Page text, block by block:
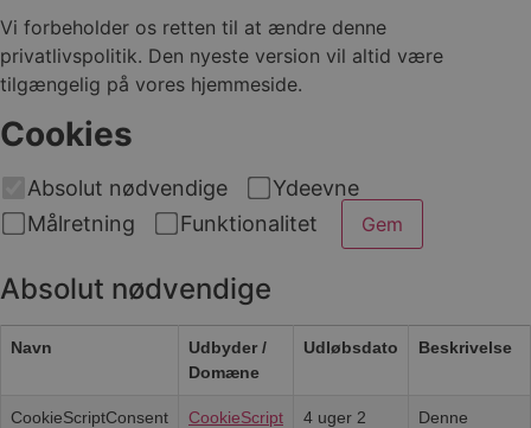
Vi forbeholder os retten til at ændre denne
privatlivspolitik. Den nyeste version vil altid være
tilgængelig på vores hjemmeside.
Cookies
Absolut nødvendige
Ydeevne
Målretning
Funktionalitet Gem
Absolut nødvendige
Navn
Udbyder /
Domæne
Udløbsdato Beskrivelse
CookieScriptConsent
CookieScript
4 uger 2
Denne